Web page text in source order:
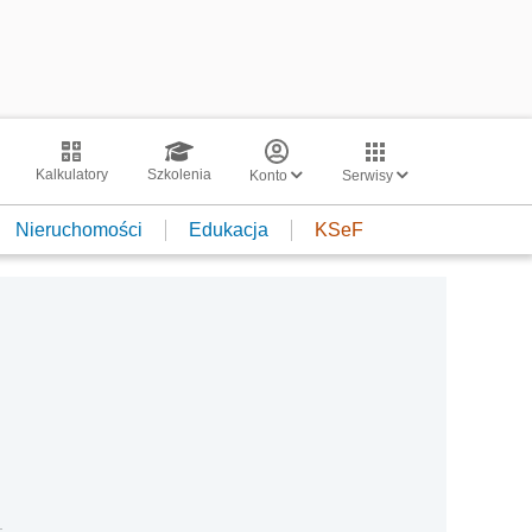
Kalkulatory Szkolenia Konto Serwisy
Nieruchomości Edukacja KSeF